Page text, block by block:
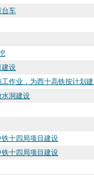
台车
建设
作业，为西十高铁按计划
洞建设
十四局项目建设
十四局项目建设